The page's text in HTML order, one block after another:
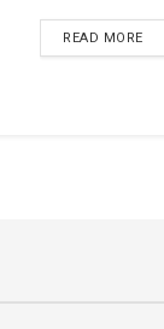
READ MORE